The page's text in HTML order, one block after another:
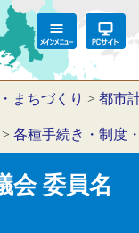
まちづくり > 都市
> 各種手続き・制度
会 委員名